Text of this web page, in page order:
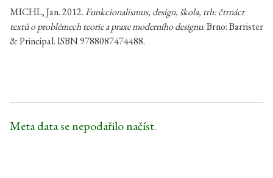
MICHL, Jan. 2012.Funkcionalismus, design, škola, trh: čtrnáct
textů o problémech teorie a praxe moderního designu. Brno: Barrister
& Principal. ISBN 9788087474488.
Meta data se nepodařilo načíst.